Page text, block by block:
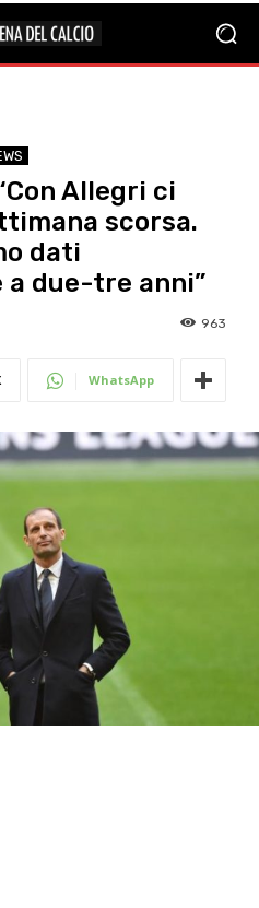
Allegri ci
scorsa.
dati
a due-tre anni”
963
WhatsApp